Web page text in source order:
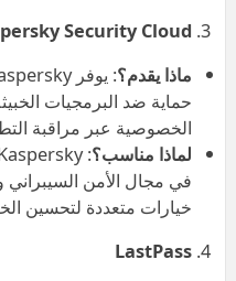
Security Cloud
ماذا يقدم؟
الخصوصية عبر مراقبة
لماذا مناسب؟
في مجال الأمن
خيارات متعددة لتحسين
LastPass